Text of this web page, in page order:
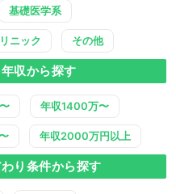
基礎医学系
ニック その他
収から探す
年収1400万〜
年収2000万円以上
り条件から探す